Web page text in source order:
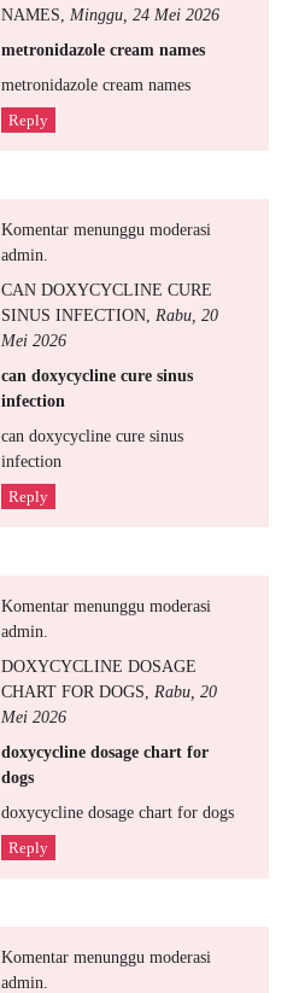
NAMES
Minggu, 24 Mei 2026
metronidazole cream names
metronidazole cream names
Reply
Komentar menunggu moderasi
admin.
CAN DOXYCYCLINE CURE
SINUS INFECTION Rabu, 20
Mei 2026
can doxycycline cure sinus
infection
can doxycycline cure sinus
infection
Reply
Komentar menunggu moderasi
admin.
DOXYCYCLINE DOSAGE
CHART FOR DOGS
Rabu, 20
Mei 2026
doxycycline dosage chart for
dogs
doxycycline dosage chart for dogs
Reply
Komentar menunggu moderasi
admin.